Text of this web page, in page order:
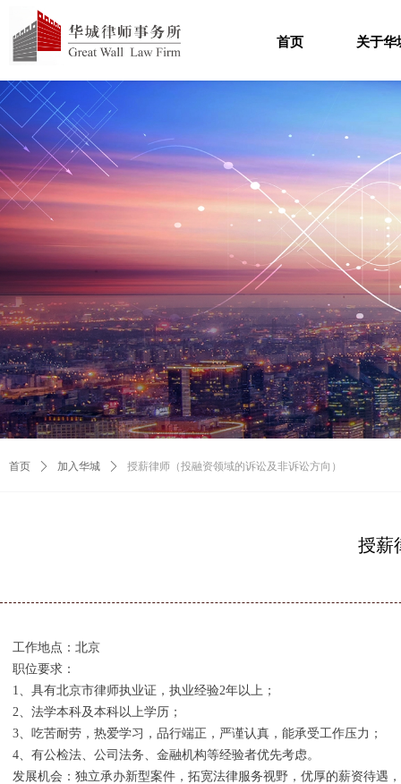
首页 关于华
授薪
工作地点：北京
职位要求：
1、具有北京市律师执业证，执业经验2年以上；
2、法学本科及本科以上学历；
3、吃苦耐劳，热爱学习，品行端正，严谨认真，能承受工作压力；
4、有公检法、公司法务、金融机构等经验者优先考虑。
发展机会：独立承办新型案件，拓宽法律服务视野，优厚的薪资待遇
首页 ꄲ 加入华城 ꄲ 授薪律师（投融资领域的诉讼及非诉讼方向）